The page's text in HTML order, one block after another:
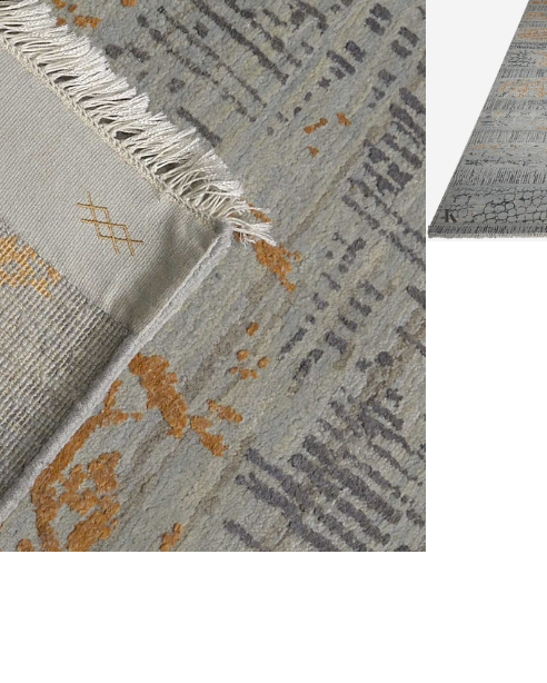
Levertijden:
Het artikel wordt gratis
bestelling binnen4
Retourneren:
Het artikel wordt gratis
u besluit het te
snel mogelijk terug,
Voor meer informatie
Terugbetalingsbeleid